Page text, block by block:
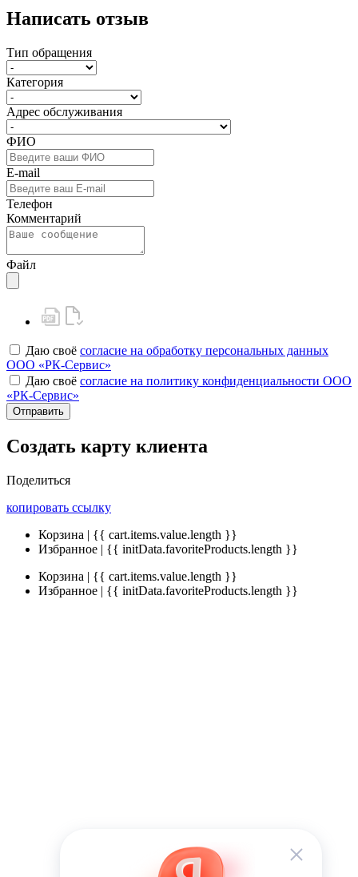
Написать отзыв
Тип обращения
Категория
Адрес обслуживания
ФИО
E-mail
Телефон
Комментарий
Файл
Даю своё согласие на обработку персональных данных
ООО «РК-Сервис»
Даю своё согласие на политику конфиденциальности ООО
«РК-Сервис»
Отправить
Создать карту клиента
Поделиться
копировать ссылку
Корзина | {{ cart.items.value.length }}
Избранное | {{ initData.favoriteProducts.length }}
Корзина | {{ cart.items.value.length }}
Избранное | {{ initData.favoriteProducts.length }}